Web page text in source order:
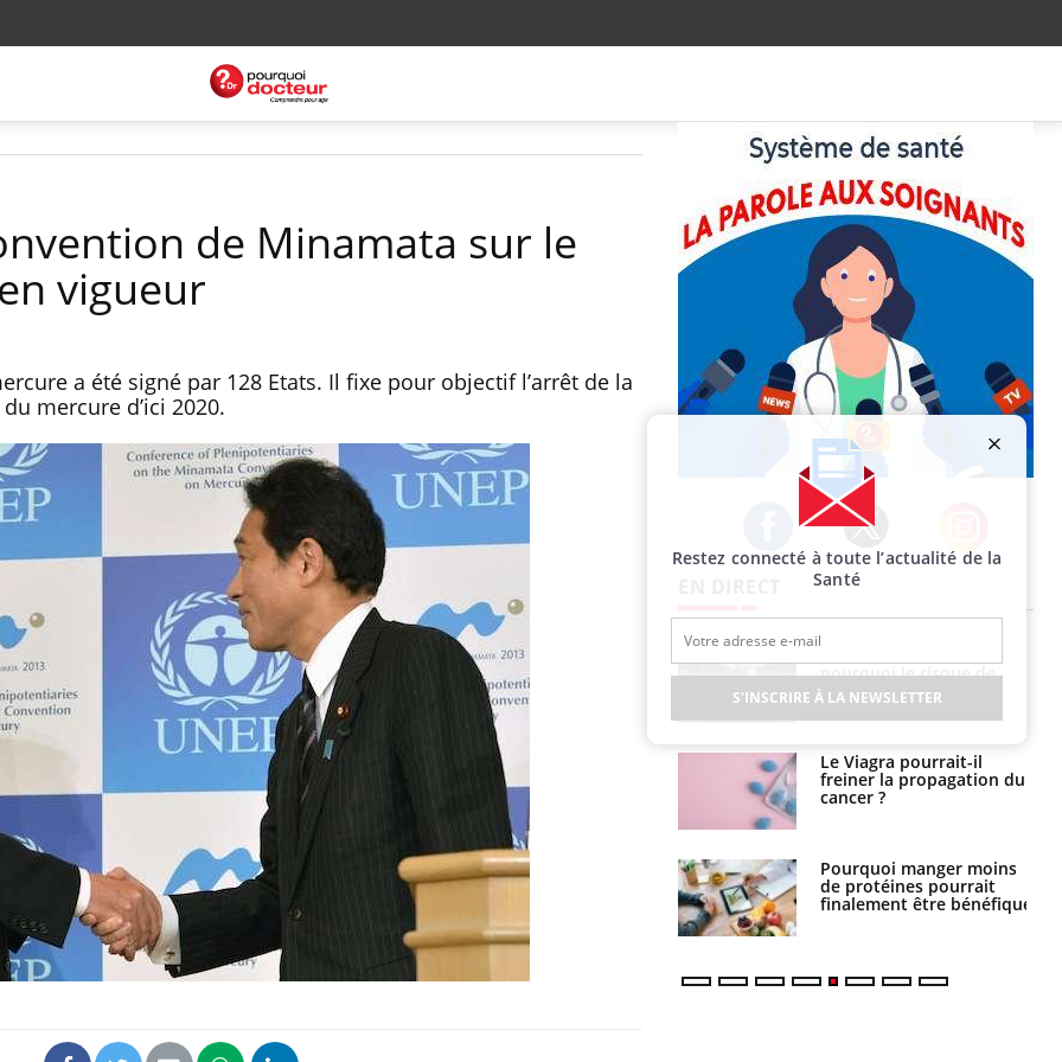
de Minamata sur le
vigueur
a été signé par 128 Etats. Il fixe pour objectif l’arrêt de la
mercure d’ici 2020.
Facebook Twitter Instagram
La sieste empêche-t-elle
de dormir la nuit ?
VIH : la fin du comprimé
tous les jours se profile-t-
elle enfin ?
Pourquoi votre ventre
gâche-t-il les premiers
jours de vos vacances ?
pourquoi le risque de
noyade grimpe-t-il ?
Le Viagra pourrait-il
freiner la propagation du
cancer ?
Pourquoi manger moins
de protéines pourrait
finalement être bénéfique
que dit la science
Le smartphone nuit-il à
l'apprentissage de la
lecture ?
Mordue par une tique en
vacances, elle reste dans
le coma pendant 42 jours
Restez connecté à toute l’actualité de la
Santé
S'INSCRIRE À LA NEWSLETTER